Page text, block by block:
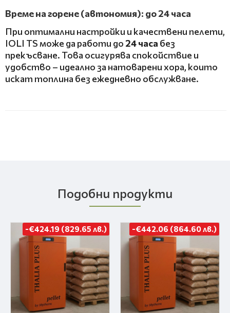
Време на горене (автономия): до 24 часа
При оптимални настройки и качествени пелети,
IOLI TS може да работи до 24 часа без
прекъсване. Това осигурява спокойствие и
удобство – идеално за натоварени хора, които
искат топлина без ежедневно обслужване.
Подобни продукти
-€424.19 (829.65 лв.) -€442.06 (864.60 лв.)